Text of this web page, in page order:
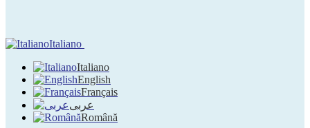
Italiano
Italiano
English
Français
عربى
Română